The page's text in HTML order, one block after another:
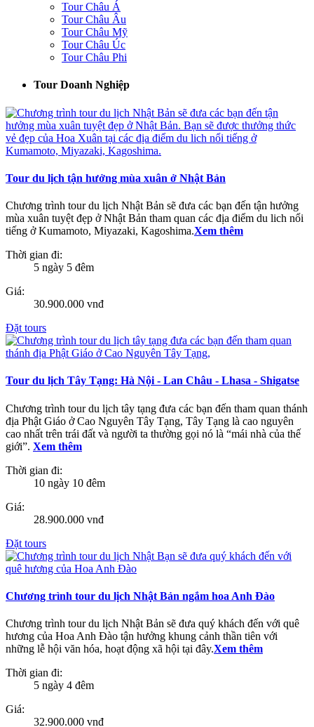
Tour Châu Á
Tour Châu Âu
Tour Châu Mỹ
Tour Châu Úc
Tour Châu Phi
Tour Doanh Nghiệp
Tour du lịch tận hưởng mùa xuân ở Nhật Bản
Chương trình tour du lịch Nhật Bản sẽ đưa các bạn đến tận hưởng
mùa xuân tuyệt đẹp ở Nhật Bản tham quan các địa điểm du lich nổi
tiếng ở Kumamoto, Miyazaki, Kagoshima.Xem thêm
Thời gian đi:
5 ngày 5 đêm
Giá:
30.900.000 vnđ
Đặt tours
Tour du lịch Tây Tạng: Hà Nội - Lan Châu - Lhasa - Shigatse
Chương trình tour du lịch tây tạng đưa các bạn đến tham quan thánh
địa Phật Giáo ở Cao Nguyên Tây Tạng, Tây Tạng là cao nguyên
cao nhất trên trái đất và người ta thường gọi nó là “mái nhà của thế
giới”. Xem thêm
Thời gian đi:
10 ngày 10 đêm
Giá:
28.900.000 vnđ
Đặt tours
Chương trình tour du lịch Nhật Bản ngắm hoa Anh Đào
Chương trình tour du lịch Nhật Bản sẽ đưa quý khách đến với quê
hương của Hoa Anh Đào tận hưởng khung cảnh thần tiên với
những lễ hội văn hóa, hoạt động xã hội tại đây.Xem thêm
Thời gian đi:
5 ngày 4 đêm
Giá:
32.900.000 vnđ